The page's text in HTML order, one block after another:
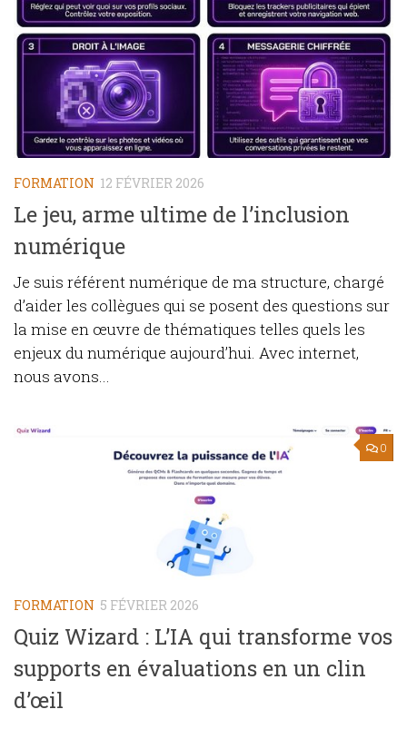
FORMATION 12 FÉVRIER 2026
Le jeu, arme ultime de l’inclusion
numérique
Je suis référent numérique de ma structure, chargé
d’aider les collègues qui se posent des questions sur
la mise en œuvre de thématiques telles quels les
enjeux du numérique aujourd’hui. Avec internet,
nous avons...
0
FORMATION 5 FÉVRIER 2026
Quiz Wizard : L’IA qui transforme vos
supports en évaluations en un clin
d’œil